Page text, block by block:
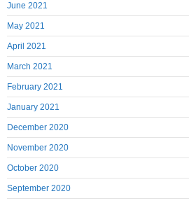
June 2021
May 2021
April 2021
March 2021
February 2021
January 2021
December 2020
November 2020
October 2020
September 2020